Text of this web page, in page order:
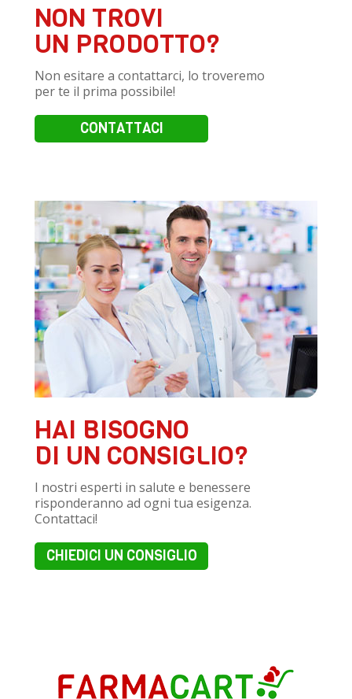
NON TROVI
UN PRODOTTO?
Non esitare a contattarci, lo troveremo
per te il prima possibile!
CONTATTACI
HAI BISOGNO
DI UN CONSIGLIO?
I nostri esperti in salute e benessere
risponderanno ad ogni tua esigenza.
Contattaci!
CHIEDICI UN CONSIGLIO